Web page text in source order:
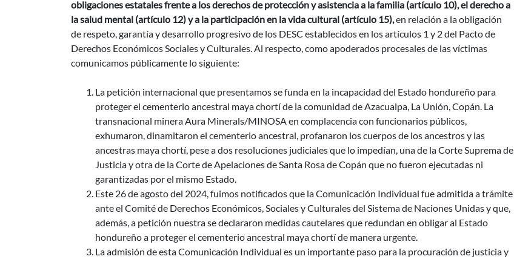
obligaciones estatales frente a los derechos de protección y asistencia a la familia (artículo 10), el derecho a
la salud mental (artículo 12) y a la participación en la vida cultural (artículo 15),en relación a la obligación
de respeto, garantía y desarrollo progresivo de los DESC establecidos en los artículos 1 y 2 del Pacto de
Derechos Económicos Sociales y Culturales. Al respecto, como apoderados procesales de las víctimas
comunicamos públicamente lo siguiente:
La petición internacional que presentamos se funda en la incapacidad del Estado hondureño para
proteger el cementerio ancestral maya chortí de la comunidad de Azacualpa, La Unión, Copán. La
transnacional minera Aura Minerals/MINOSA en complacencia con funcionarios públicos,
exhumaron, dinamitaron el cementerio ancestral, profanaron los cuerpos de los ancestros y las
ancestras maya chortí, pese a dos resoluciones judiciales que lo impedían, una de la Corte Suprema de
Justicia y otra de la Corte de Apelaciones de Santa Rosa de Copán que no fueron ejecutadas ni
garantizadas por el mismo Estado.
Este 26 de agosto del 2024, fuimos notificados que la Comunicación Individual fue admitida a trámite
ante el Comité de Derechos Económicos, Sociales y Culturales del Sistema de Naciones Unidas y que,
además, a petición nuestra se declararon medidas cautelares que redundan en obligar al Estado
hondureño a proteger el cementerio ancestral maya chortí de manera urgente.
La admisión de esta Comunicación Individual es un importante paso para la procuración de justicia y